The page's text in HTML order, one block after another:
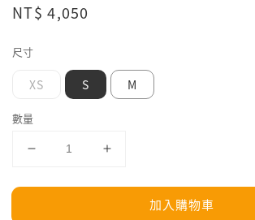
Regular
NT$ 4,050
尺寸
XS S M
數量
加入購物車